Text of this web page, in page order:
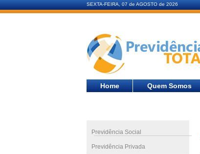
SEXTA-FEIRA, 07 de AGOSTO de 2026
Home Quem Somos
Previdência Social
Previdência Privada